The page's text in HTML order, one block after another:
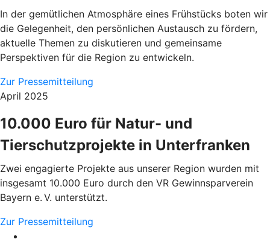
In der gemütlichen Atmosphäre eines Frühstücks boten wir
die Gelegenheit, den persönlichen Austausch zu fördern,
aktuelle Themen zu diskutieren und gemeinsame
Perspektiven für die Region zu entwickeln.
Zur Pressemitteilung
April 2025
10.000 Euro für Natur- und
Tierschutzprojekte in Unterfranken
Zwei engagierte Projekte aus unserer Region wurden mit
insgesamt 10.000 Euro durch den VR Gewinnsparverein
Bayern e. V. unterstützt.
Zur Pressemitteilung